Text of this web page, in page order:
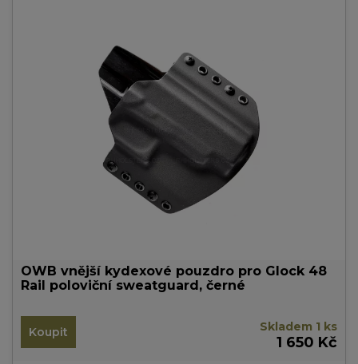
OWB vnější kydexové pouzdro pro Glock 48
Rail poloviční sweatguard, černé
Koupit Skladem 1 ks
1 650 Kč